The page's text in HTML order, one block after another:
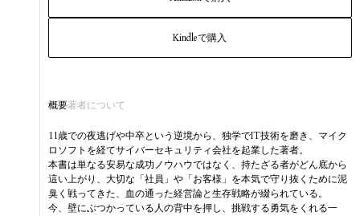
Kindleで購入
概要著者について
11歳での夜逃げや中卒という逆境から、独学でIT技術を磨き、マイク
ロソフトを経てサイバーセキュリティ会社を起業した著者。
本書は単なる安易な成功ノウハウではなく、持たざる者がどん底から
這い上がり、大切な「社員」や「お客様」を本気で守り抜くために泥
臭く戦ってきた、血の通った経営論と生存戦略が綴られている。
今、壁にぶつかっている人の背中を押し、挑戦する勇気をくれる一